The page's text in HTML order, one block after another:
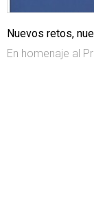
Nuevos retos,
En homenaje al